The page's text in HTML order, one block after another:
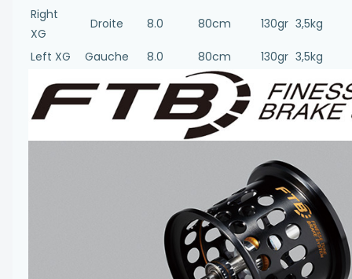
Right
XG
Droite 8.0 80cm 130gr 3,5kg
Left XG Gauche 8.0 80cm 130gr 3,5kg